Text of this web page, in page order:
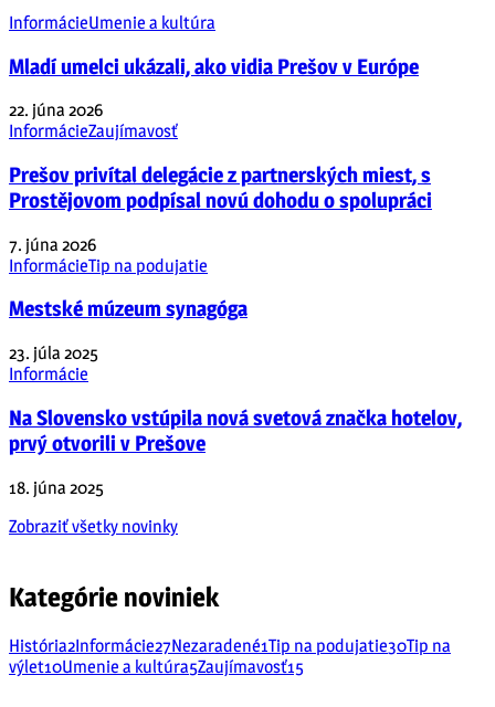
InformácieUmenie a kultúra
Mladí umelci ukázali, ako vidia Prešov v Európe
22. júna 2026
InformácieZaujímavosť
Prešov privítal delegácie z partnerských miest, s
Prostějovom podpísal novú dohodu o spolupráci
7. júna 2026
InformácieTip na podujatie
Mestské múzeum synagóga
23. júla 2025
Informácie
Na Slovensko vstúpila nová svetová značka hotelov,
prvý otvorili v Prešove
18. júna 2025
Zobraziť všetky novinky
Kategórie noviniek
História2Informácie27Nezaradené1Tip na podujatie30Tip na
výlet10Umenie a kultúra5Zaujímavosť15